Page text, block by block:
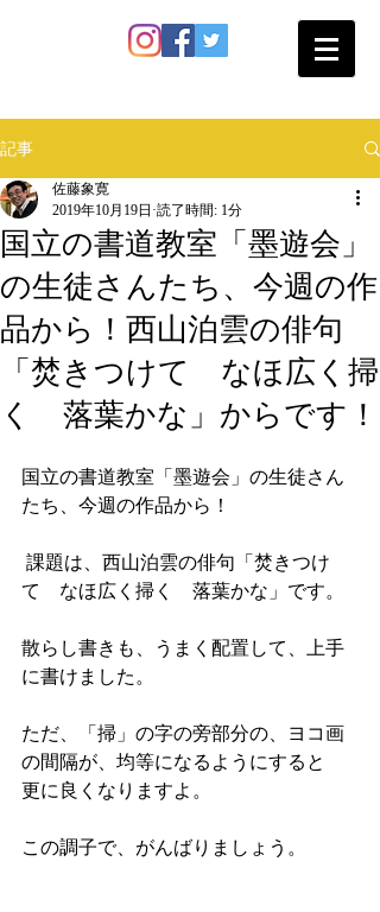
記事
国立の書道教室「墨遊会」
の生徒さんたち、今週の作
品から！西山泊雲の俳句
「焚きつけて なほ広く掃
く 落葉かな」からです！
佐藤象寛
2019年10月19日 読了時間: 1分
国立の書道教室「墨遊会」の生徒さん
たち、今週の作品から！
て　なほ広く掃く　落葉かな」です。
散らし書きも、うまく配置して、上手
に書けました。
ただ、「掃」の字の旁部分の、ヨコ画
の間隔が、均等になるようにすると
更に良くなりますよ。
この調子で、がんばりましょう。